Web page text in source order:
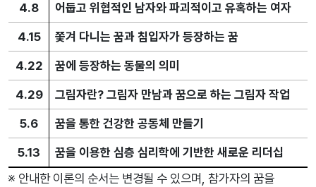
4.8 어둡고 위협적인 남자와 파괴적이고 유혹하는 여자
4.15 쫓겨 다니는 꿈과 침입자가 등장하는 꿈
4.22 꿈에 등장하는 동물의 의미
4.29 그림자란? 그림자 만남과 꿈으로 하는 그림자 작업
5.6 꿈을 통한 건강한 공동체 만들기
5.13 꿈을 이용한 심층 심리학에 기반한 새로운 리더십
※ 안내한 이론의 순서는 변경될 수 있으며, 참가자의 꿈을